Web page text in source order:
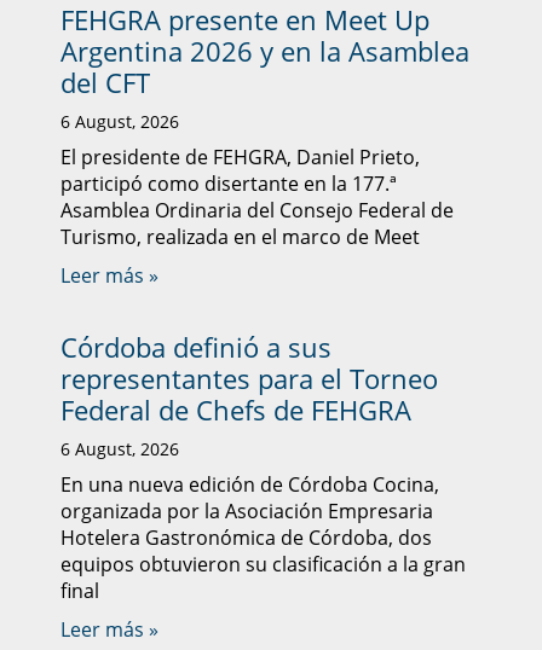
FEHGRA presente en Meet Up
Argentina 2026 y en la Asamblea
del CFT
6 August, 2026
El presidente de FEHGRA, Daniel Prieto,
participó como disertante en la 177.ª
Asamblea Ordinaria del Consejo Federal de
Turismo, realizada en el marco de Meet
Leer más »
Córdoba definió a sus
representantes para el Torneo
Federal de Chefs de FEHGRA
6 August, 2026
En una nueva edición de Córdoba Cocina,
organizada por la Asociación Empresaria
Hotelera Gastronómica de Córdoba, dos
equipos obtuvieron su clasificación a la gran
final
Leer más »